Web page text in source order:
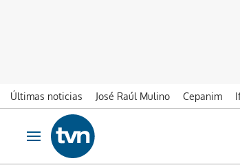
Últimas noticias José Raúl Mulino Cepanim
Ir al contenido
Obrir navegació